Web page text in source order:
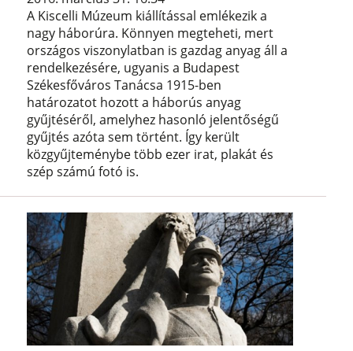
A Kiscelli Múzeum kiállítással emlékezik a
nagy háborúra. Könnyen megteheti, mert
országos viszonylatban is gazdag anyag áll a
rendelkezésére, ugyanis a Budapest
Székesfőváros Tanácsa 1915-ben
határozatot hozott a háborús anyag
gyűjtéséről, amelyhez hasonló jelentőségű
gyűjtés azóta sem történt. Így került
közgyűjteménybe több ezer irat, plakát és
szép számú fotó is.